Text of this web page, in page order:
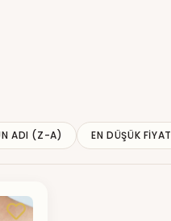
ADI (Z-A) EN DÜŞÜK FIYAT